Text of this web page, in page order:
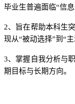
毕业生普遍面临“信
2、旨在帮助本科生
现从“被动选择”到“
3、掌握自我分析与
期目标与长期方向。